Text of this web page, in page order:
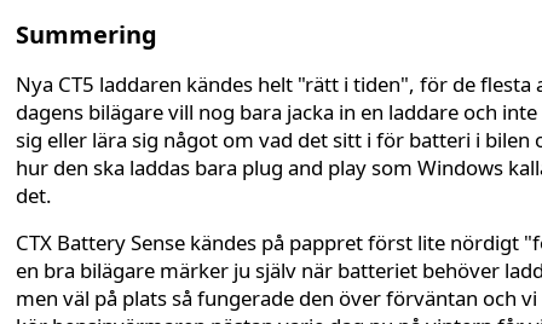
Summering
Nya CT5 laddaren kändes helt "rätt i tiden", för de flesta
dagens bilägare vill nog bara jacka in en laddare och
sig eller lära sig något om vad det sitt i för batteri i bilen
hur den ska laddas bara plug and play som Windows
det.
CTX Battery Sense kändes på pappret först lite nördigt
en bra bilägare märker ju själv när batteriet behöver
men väl på plats så fungerade den över förväntan och